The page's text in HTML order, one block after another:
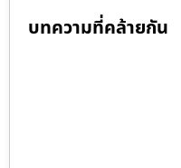
บทความที่คล้ายกัน